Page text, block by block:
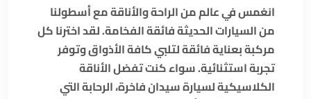
انغمس في عالم من الراحة والأناقة مع أسطولنا
من السيارات الحديثة فائقة الفخامة. لقد اخترنا كل
مركبة بعناية فائقة لتلبي كافة الأذواق وتوفر
تجربة استثنائية. سواء كنت تفضل الأناقة
الكلاسيكية لسيارة سيدان فاخرة، الرحابة التي